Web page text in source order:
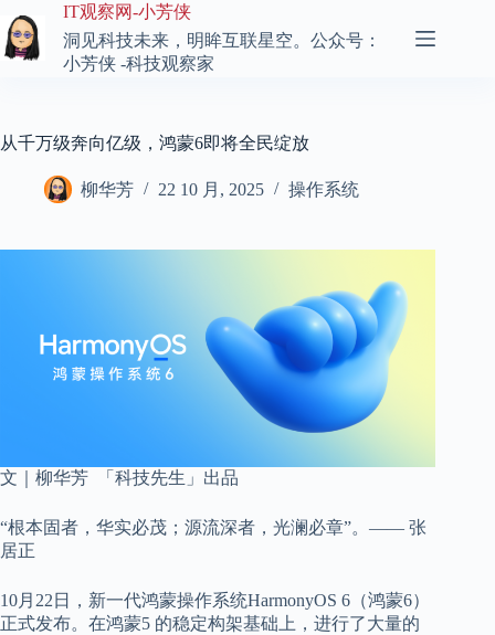
至
内
IT观察网-小芳侠
洞见科技未来，明眸互联星空。公众号：
小芳侠 -科技观察家
从千万级奔向亿级，鸿蒙6即将全民绽放
柳华芳 22 10 月, 2025 操作系统
文｜柳华芳 「科技先生」出品
“根本固者，华实必茂；源流深者， 光澜必章”。—— 张
居正
10月22日，新一代鸿蒙操作系统HarmonyOS 6（鸿蒙6）
正式发布。 在鸿蒙5 的稳定构架基础上，进行了大量的